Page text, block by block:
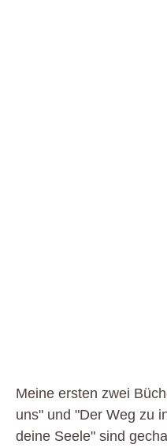
Meine ersten zwei
uns" und "Der Weg zu
deine Seele" sind